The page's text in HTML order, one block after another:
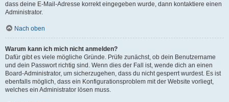
dass deine E-Mail-Adresse korrekt eingegeben wurde, dann kontaktiere einen
Administrator.
Nach oben
Warum kann ich mich nicht anmelden?
Dafür gibt es viele mögliche Gründe. Prüfe zunächst, ob dein Benutzername
und dein Passwort richtig sind. Wenn dies der Fall ist, wende dich an einen
Board-Administrator, um sicherzugehen, dass du nicht gesperrt wurdest. Es ist
ebenfalls möglich, dass ein Konfigurationsproblem mit der Website vorliegt,
welches ein Administrator lösen muss.